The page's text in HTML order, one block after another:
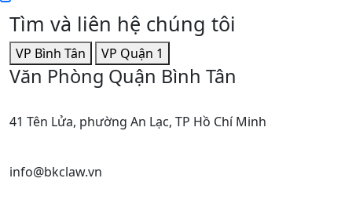
Tìm và liên hệ chúng tôi
VP Bình Tân VP Quận 1
Văn Phòng Quận Bình Tân
41 Tên Lửa, phường An Lạc, TP Hồ Chí Minh
info@bkclaw.vn